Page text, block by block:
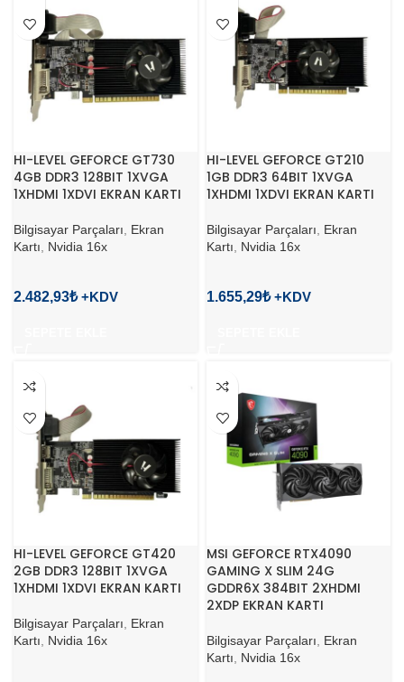
HI-LEVEL GEFORCE GT730
4GB DDR3 128BIT 1XVGA
1XHDMI 1XDVI EKRAN KARTI
Bilgisayar Parçaları, Ekran
Kartı, Nvidia 16x
2.482,93₺
HI-LEVEL GEFORCE GT210
1GB DDR3 64BIT 1XVGA
1XHDMI 1XDVI EKRAN KARTI
Bilgisayar Parçaları, Ekran
Kartı, Nvidia 16x
1.655,29₺
HI-LEVEL GEFORCE GT420
2GB DDR3 128BIT 1XVGA
1XHDMI 1XDVI EKRAN KARTI
Bilgisayar Parçaları, Ekran
Kartı, Nvidia 16x
MSI GEFORCE RTX4090
GAMING X SLIM 24G
GDDR6X 384BIT 2XHDMI
2XDP EKRAN KARTI
Bilgisayar Parçaları, Ekran
Kartı, Nvidia 16x